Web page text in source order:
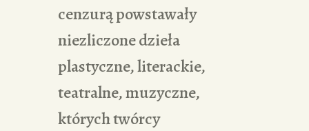
cenzurą powstawały
niezliczone dzieła
plastyczne, literackie,
teatralne, muzyczne,
których twórcy